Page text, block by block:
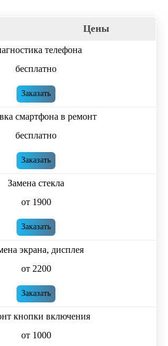
Цены
телефона
бесплатно
Заказать
смартфона в ремонт
бесплатно
Заказать
Замена стекла
от 1900
Заказать
экрана, дисплея
от 2200
Заказать
кнопки включения
от 1000